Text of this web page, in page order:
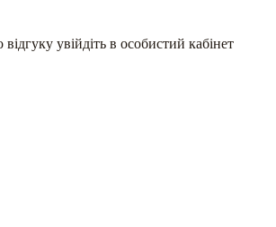
увійдіть в особистий кабінет